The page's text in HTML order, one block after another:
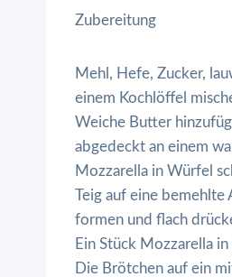
Zubereitung
Mehl, Hefe, Zucker,
einem Kochlöffel
Weiche Butter
abgedeckt an einem
Mozzarella in Würfel
Teig auf eine bemehlte
formen und flach
Ein Stück Mozzarella
Die Brötchen auf ein